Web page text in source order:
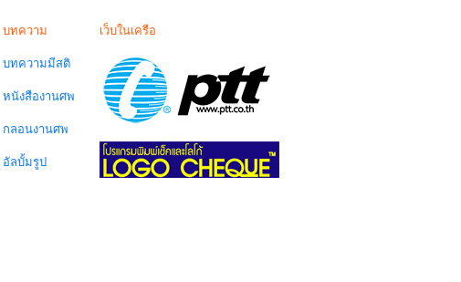
บทความ
บทความมีสติ
หนังสืองานศพ
กลอนงานศพ
อัลบั้มรูป
เว็บในเครือ